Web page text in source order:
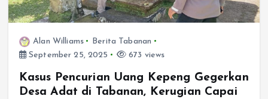
Alan Williams
Berita Tabanan
September 25, 2025
673 views
Kasus Pencurian Uang Kepeng Gegerkan
Desa Adat di Tabanan, Kerugian Capai